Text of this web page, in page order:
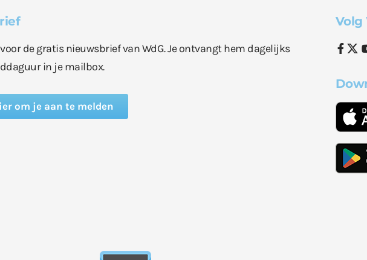
de gratis nieuwsbrief van WdG. Je ontvangt hem dagelijks
in je mailbox.
om je aan te melden
Volg